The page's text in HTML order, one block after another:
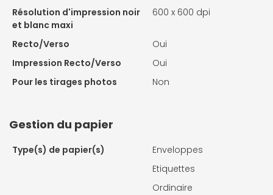
Résolution d'impression noir
et blanc maxi
600 x 600 dpi
Recto/Verso
Oui
Impression Recto/Verso
Oui
Pour les tirages photos
Non
Gestion du papier
Type(s) de papier(s)
Enveloppes
Etiquettes
Ordinaire